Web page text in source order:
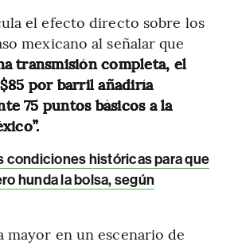
el efecto directo sobre los
mexicano al señalar que
transmisión completa, el
por barril añadiría
75 puntos básicos a la
condiciones históricas para que
hunda la bolsa, según
mayor en un escenario de